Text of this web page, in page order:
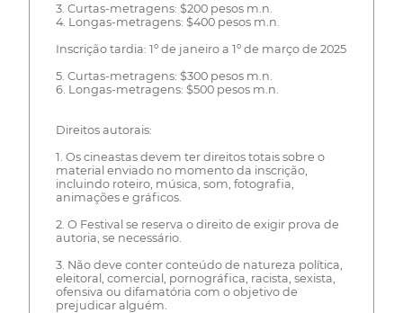
3. Curtas-metragens: $200 pesos m.n.
4. Longas-metragens: $400 pesos m.n.
Inscrição tardia: 1º de janeiro a 1º de março de 2025
5. Curtas-metragens: $300 pesos m.n.
6. Longas-metragens: $500 pesos m.n.
Direitos autorais:
1. Os cineastas devem ter direitos totais sobre o
material enviado no momento da inscrição,
incluindo roteiro, música, som, fotografia,
animações e gráficos.
2. O Festival se reserva o direito de exigir prova de
autoria, se necessário.
3. Não deve conter conteúdo de natureza política,
eleitoral, comercial, pornográfica, racista, sexista,
ofensiva ou difamatória com o objetivo de
prejudicar alguém.